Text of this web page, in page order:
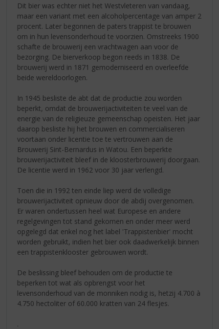
Dit bier was echter niet het Westvleteren van vandaag,
maar een variant met een alcoholpercentage van amper 2
procent. Later begonnen de paters trappist te brouwen
om in hun levensonderhoud te voorzien. Omstreeks 1900
schafte de brouwerij een vrachtwagen aan voor de
bezorging. De bierverkoop begon reeds in 1838. De
brouwerij werd in 1871 gemoderniseerd en overleefde
beide wereldoorlogen.
In 1945 besliste de abt dat de productie zou worden
beperkt, omdat de brouwerijactiviteiten te veel van de
energie van de religieuze gemeenschap opeisten. Het jaar
daarop besliste hij het brouwen en commercialiseren
voortaan onder licentie toe te vertrouwen aan de
Brouwerij Sint-Bernardus in Watou. Een beperkte
brouwerijactiviteit bleef in de kloosterbrouwerij doorgaan.
De licentie werd in 1962 voor 30 jaar verlengd.
Toen die in 1992 ten einde liep werd de volledige
brouwerijactiviteit opnieuw door de abdij overgenomen.
Er waren ondertussen heel wat Europese en andere
regelgevingen tot stand gekomen en onder meer werd
opgelegd dat enkel nog het label 'Trappistenbier' mocht
worden gebruikt, indien het bier ook daadwerkelijk binnen
een trappistenklooster gebrouwen wordt.
De beslissing bleef behouden om de productie te
beperken tot wat als opbrengst voor het
levensonderhoud van de monniken nodig is, hetzij 4.700 à
4.750 hectoliter of 60.000 kratten van 24 flesjes.
.